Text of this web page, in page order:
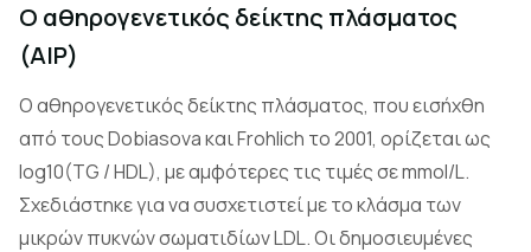
Ο αθηρογενετικός δείκτης πλάσματος
(AIP)
Ο αθηρογενετικός δείκτης πλάσματος, που εισήχθη
από τους Dobiasova και Frohlich το 2001, ορίζεται ως
log10(TG / HDL), με αμφότερες τις τιμές σε mmol/L.
Σχεδιάστηκε για να συσχετιστεί με το κλάσμα των
μικρών πυκνών σωματιδίων LDL. Οι δημοσιευμένες